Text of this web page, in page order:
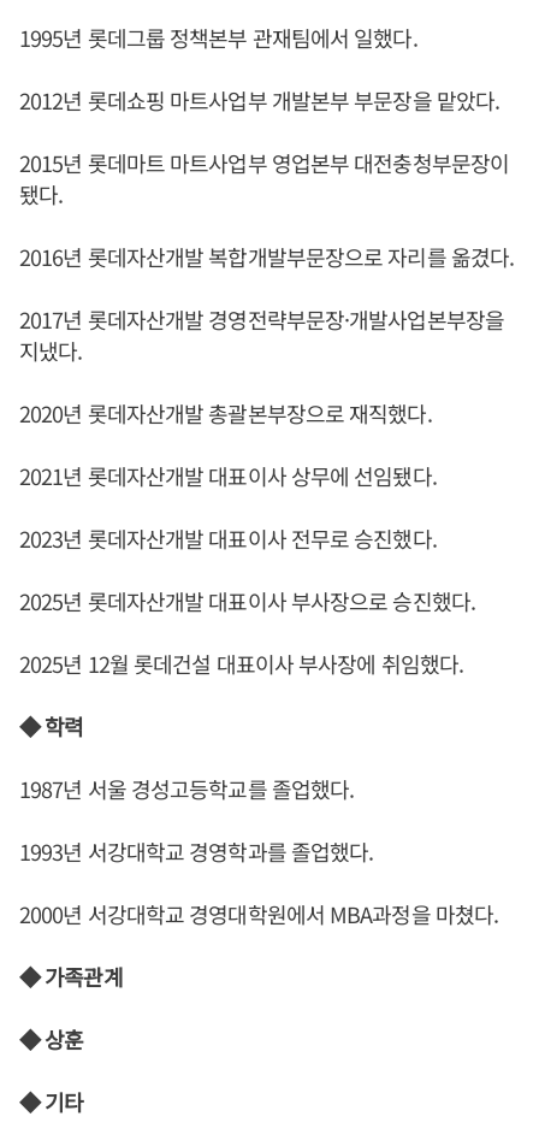
1995년 롯데그룹 정책본부 관재팀에서 일했다.
2012년 롯데쇼핑 마트사업부 개발본부 부문장을 맡았다.
2015년 롯데마트 마트사업부 영업본부 대전충청부문장이
됐다.
2016년 롯데자산개발 복합개발부문장으로 자리를 옮겼다.
2017년 롯데자산개발 경영전략부문장·개발사업본부장을
지냈다.
2020년 롯데자산개발 총괄본부장으로 재직했다.
2021년 롯데자산개발 대표이사 상무에 선임됐다.
2023년 롯데자산개발 대표이사 전무로 승진했다.
2025년 롯데자산개발 대표이사 부사장으로 승진했다.
2025년 12월 롯데건설 대표이사 부사장에 취임했다.
◆ 학력
1987년 서울 경성고등학교를 졸업했다.
1993년 서강대학교 경영학과를 졸업했다.
2000년 서강대학교 경영대학원에서 MBA과정을 마쳤다.
◆ 가족관계
◆ 상훈
◆ 기타